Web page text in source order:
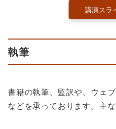
講演スラ
執筆
書籍の執筆、監訳や、ウェ
などを承っております。主